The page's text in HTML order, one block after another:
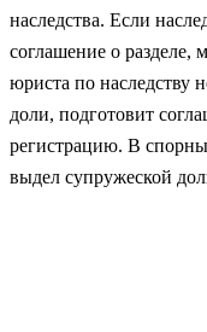
наследства. Если
соглашение о разделе,
юриста по наследству
доли, подготовит
регистрацию. В
выдел супружеской